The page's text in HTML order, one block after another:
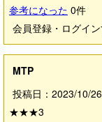
参考になった 0件
会員登録・ログイ
MTP
投稿日：2023/10/
★★★3